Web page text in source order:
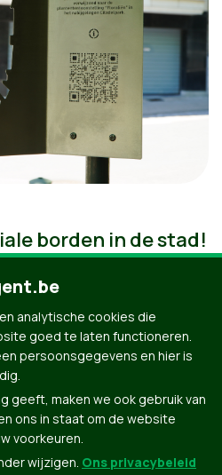
borden in de stad!
analytische cookies die
goed te laten functioneren.
persoonsgegevens en hier is
geeft, maken we ook gebruik van
ons in staat om de website
voorkeuren.
wijzigen. Ons privacybeleid